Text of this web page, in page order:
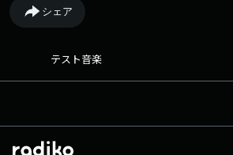
シェア
テスト音楽